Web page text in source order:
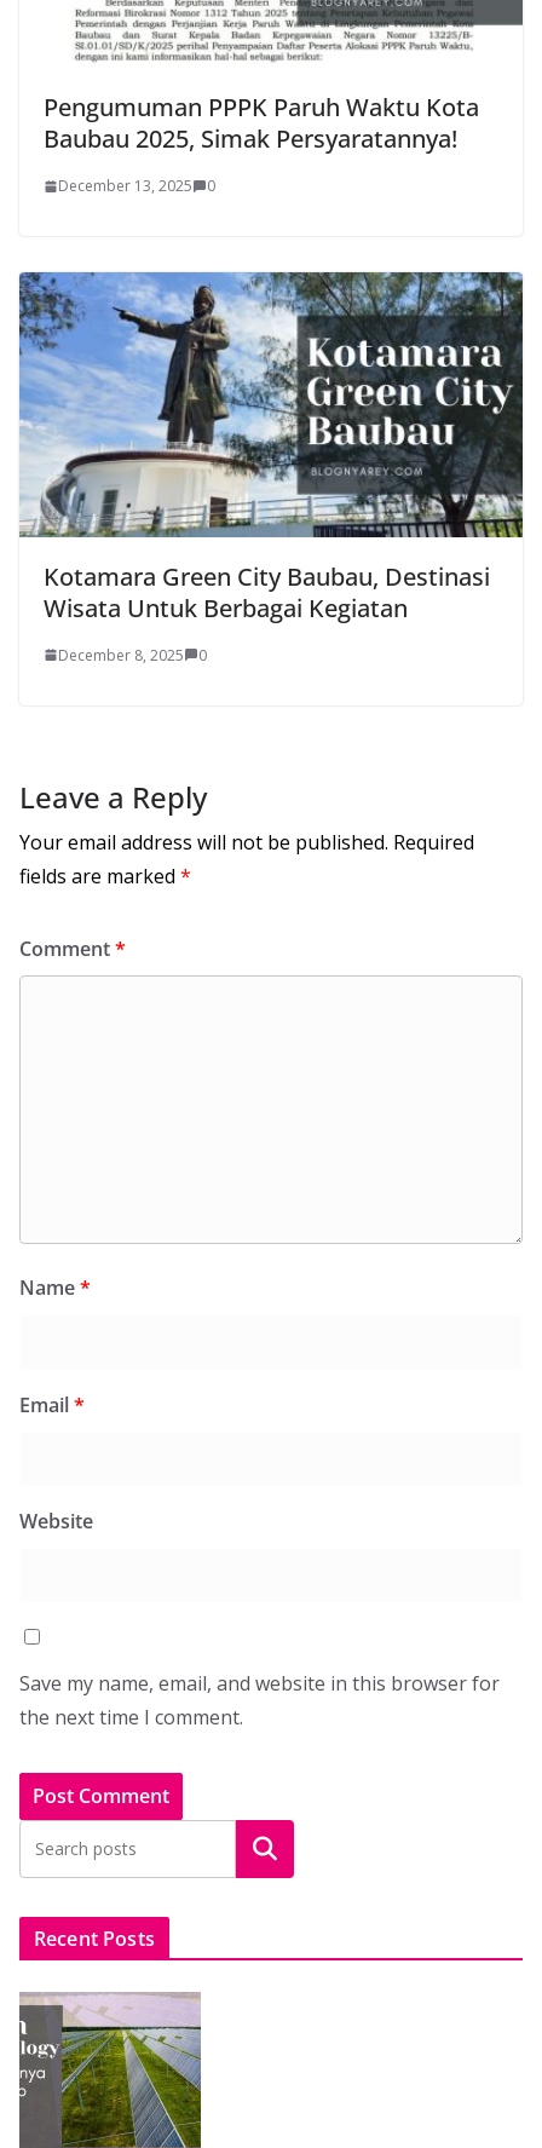
Pengumuman PPPK Paruh Waktu Kota
Baubau 2025, Simak Persyaratannya!
December 13, 2025 0
Kotamara Green City Baubau, Destinasi
Wisata Untuk Berbagai Kegiatan
December 8, 2025 0
Leave a Reply
Your email address will not be published. Required
fields are marked *
Comment*
Name*
Email*
Website
Save my name, email, and website in this browser for
the next time I comment.
Search
Recent Posts